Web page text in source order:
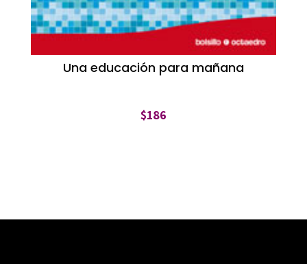
Una educación para mañana
$186